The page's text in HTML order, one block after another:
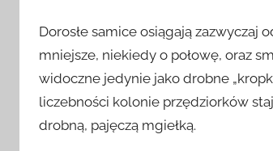
Dorosłe samice osiągają zazwyczaj
mniejsze, niekiedy o połowę, oraz
widoczne jedynie jako drobne
liczebności kolonie przędziorków
drobną, pajęczą mgiełką.